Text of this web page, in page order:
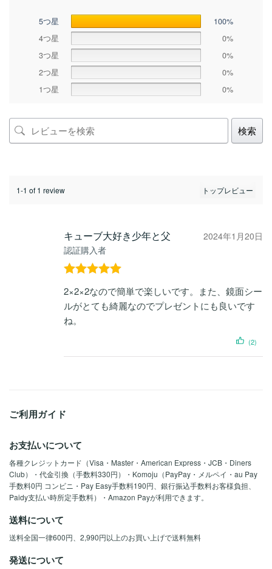
5つ星
100%
4つ星
0%
3つ星
0%
2つ星
0%
1つ星
0%
検索
1-1 of 1 review
キューブ大好き少年と父
認証購入者
2024年1月20日
評価
2×2×2なので簡単で楽しいです。また、鏡面シー
ルがとても綺麗なのでプレゼントにも良いです
ね。
(2)
ご利用ガイド
お支払いについて
各種クレジットカード（Visa・Master・American Express・JCB・Diners
Club）・代金引換（手数料330円）・Komoju（PayPay・メルペイ・au Pay
手数料0円 コンビニ・Pay Easy手数料190円、銀行振込手数料お客様負担、
Paidy支払い時所定手数料）・Amazon Payが利用できます。
送料について
送料全国一律600円、2,990円以上のお買い上げで送料無料
発送について